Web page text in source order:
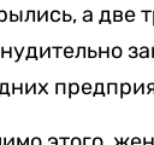
а две